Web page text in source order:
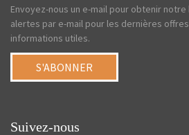
Envoyez-nous un e-mail pour obtenir
alertes par e-mail pour les dernières
informations utiles.
S'ABONNER
Suivez-nous